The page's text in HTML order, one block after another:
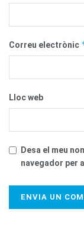
Correu electrònic
Lloc web
Desa el meu
navegador per